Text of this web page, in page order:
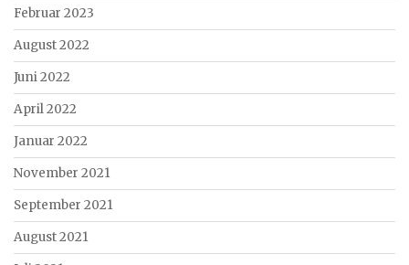
Februar 2023
August 2022
Juni 2022
April 2022
Januar 2022
November 2021
September 2021
August 2021